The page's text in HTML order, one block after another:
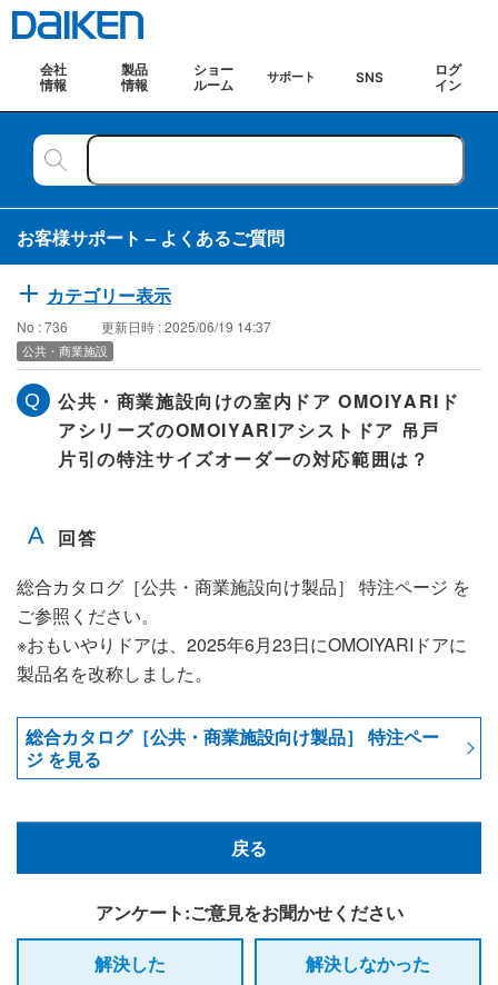
会社
情報
製品
情報
ショー
ルーム
サポート SNS
ログ
イン
お客様サポート – よくあるご質問
カテゴリー表示
No : 736 更新日時 : 2025/06/19 14:37
公共・商業施設
公共・商業施設向けの室内ドア OMOIYARIド
アシリーズのOMOIYARIアシストドア 吊戸
片引の特注サイズオーダーの対応範囲は？
総合カタログ［公共・商業施設向け製品］ 特注ページ を
ご参照ください。
※おもいやりドアは、2025年6月23日にOMOIYARIドアに
製品名を改称しました。
総合カタログ［公共・商業施設向け製品］ 特注ペー
ジ を見る
戻る
アンケート:ご意見をお聞かせください
解決した
解決しなかった